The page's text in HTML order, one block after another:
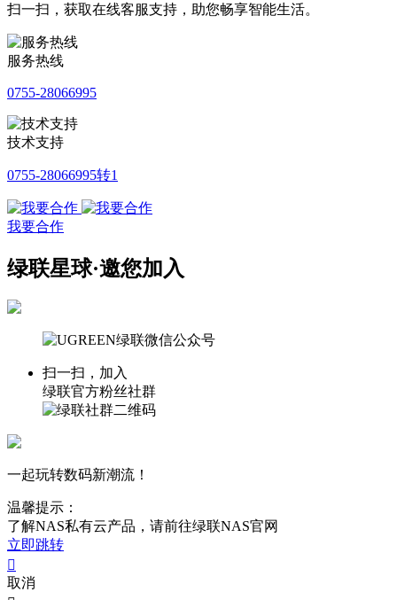
扫一扫，获取在线客服支持，助您畅享智能生活。
服务热线
0755-28066995
技术支持
0755-28066995转1
我要合作
绿联星球·邀您加入
扫一扫，加入
绿联官方粉丝社群
一起玩转数码新潮流！
温馨提示：
了解NAS私有云产品，请前往绿联NAS官网
立即跳转

取消